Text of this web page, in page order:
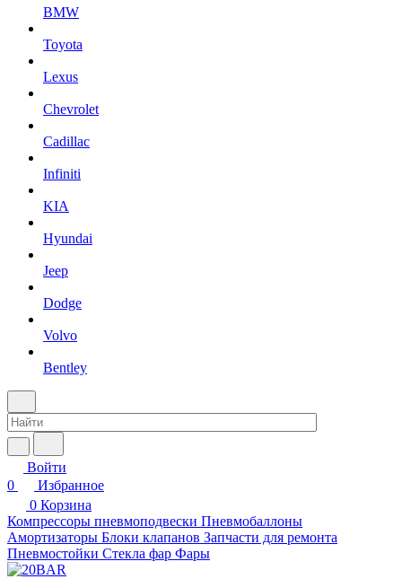
BMW
Toyota
Lexus
Chevrolet
Cadillac
Infiniti
KIA
Hyundai
Jeep
Dodge
Volvo
Bentley
Войти
0
Избранное
0 Корзина
Компрессоры пневмоподвески Пневмобаллоны
Амортизаторы Блоки клапанов Запчасти для ремонта
Пневмостойки Стекла фар Фары